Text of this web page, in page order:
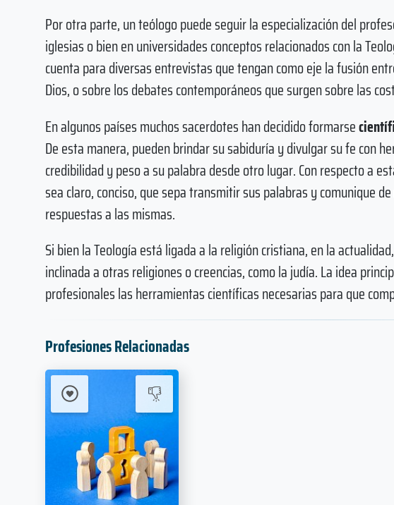
Por otra parte, un teólogo puede seguir la especialización del
iglesias o bien en universidades conceptos relacionados con la
cuenta para diversas entrevistas que tengan como eje la fusión
Dios, o sobre los debates contemporáneos que surgen sobre las
En algunos países muchos sacerdotes han decidido formarse
De esta manera, pueden brindar su sabiduría y divulgar su fe con
credibilidad y peso a su palabra desde otro lugar. Con respecto a
sea claro, conciso, que sepa transmitir sus palabras y comunique
respuestas a las mismas.
Si bien la Teología está ligada a la religión cristiana, en la
inclinada a otras religiones o creencias, como la judía. La idea
profesionales las herramientas científicas necesarias para que
Profesiones Relacionadas